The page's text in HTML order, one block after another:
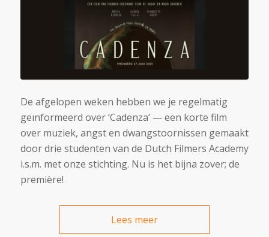
De afgelopen weken hebben we je regelmatig
geïnformeerd over ‘Cadenza’ — een korte film
over muziek, angst en dwangstoornissen gemaakt
door drie studenten van de Dutch Filmers Academy
i.s.m. met onze stichting. Nu is het bijna zover; de
première!
Lees meer